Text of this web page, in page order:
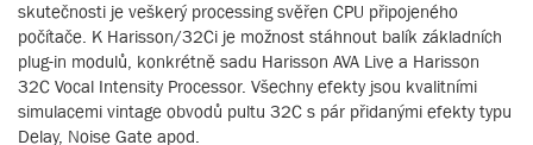
skutečnosti je veškerý processing svěřen CPU připojeného
počítače. K Harisson/32Ci je možnost stáhnout balík základních
plug-in modulů, konkrétně sadu Harisson AVA Live a Harisson
32C Vocal Intensity Processor. Všechny efekty jsou kvalitními
simulacemi vintage obvodů pultu 32C s pár přidanými efekty typu
Delay, Noise Gate apod.